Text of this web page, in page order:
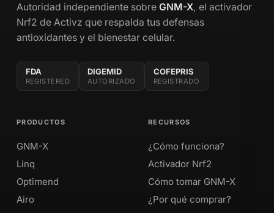
Autoridad independiente sobre GNM-X, el activador
Nrf2 de Activz que respalda tus defensas
antioxidantes y el bienestar celular.
FDA
REGISTERED
DIGEMID
AUTORIZADO
COFEPRIS
REGISTRADO
PRODUCTOS
GNM-X
Linq
Optimend
Airo
RECURSOS
¿Cómo funciona?
Activador Nrf2
Cómo tomar GNM-X
¿Por qué comprar?